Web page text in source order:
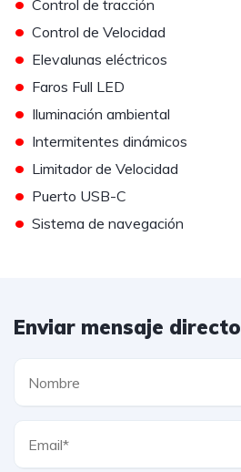
Control de tracción
• Control de Velocidad
• Elevalunas eléctricos
• Faros Full LED
• Iluminación ambiental
• Intermitentes dinámicos
• Limitador de Velocidad
• Puerto USB-C
• Sistema de navegación
Enviar mensaje directo